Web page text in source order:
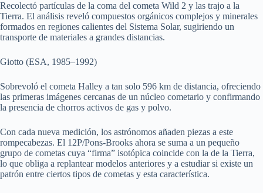
Recolectó partículas de la coma del cometa Wild 2 y las trajo a la
Tierra. El análisis reveló compuestos orgánicos complejos y minerales
formados en regiones calientes del Sistema Solar, sugiriendo un
transporte de materiales a grandes distancias.
Giotto (ESA, 1985–1992)
Sobrevoló el cometa Halley a tan solo 596 km de distancia, ofreciendo
las primeras imágenes cercanas de un núcleo cometario y confirmando
la presencia de chorros activos de gas y polvo.
Con cada nueva medición, los astrónomos añaden piezas a este
rompecabezas. El 12P/Pons-Brooks ahora se suma a un pequeño
grupo de cometas cuya “firma” isotópica coincide con la de la Tierra,
lo que obliga a replantear modelos anteriores y a estudiar si existe un
patrón entre ciertos tipos de cometas y esta característica.